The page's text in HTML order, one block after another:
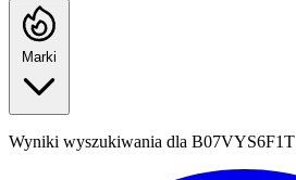
Marki
Wyniki wyszukiwania dla B07VYS6F1T